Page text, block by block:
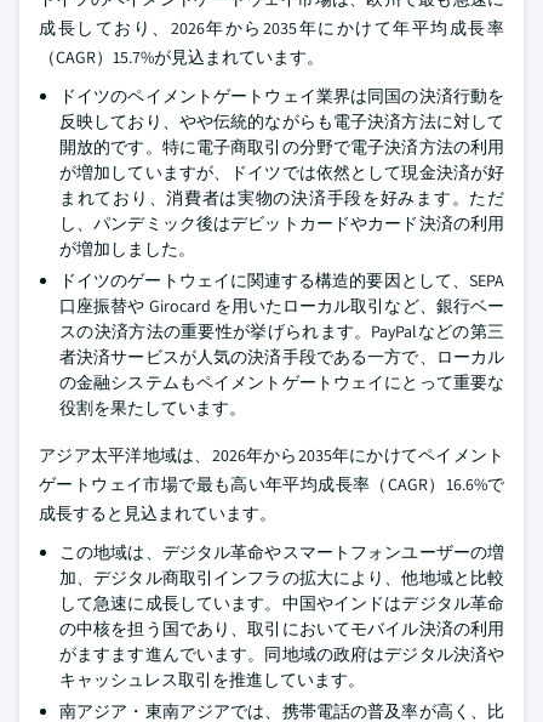
成長しており、2026年から2035年にかけて年平均成長率
（CAGR）15.7%が見込まれています。
ドイツのペイメントゲートウェイ業界は同国の決済行動を
反映しており、やや伝統的ながらも電子決済方法に対して
開放的です。特に電子商取引の分野で電子決済方法の利用
が増加していますが、ドイツでは依然として現金決済が好
まれており、消費者は実物の決済手段を好みます。ただ
し、パンデミック後はデビットカードやカード決済の利用
が増加しました。
ドイツのゲートウェイに関連する構造的要因として、SEPA
口座振替や Girocard を用いたローカル取引など、銀行ベー
スの決済方法の重要性が挙げられます。PayPalなどの第三
者決済サービスが人気の決済手段である一方で、ローカル
の金融システムもペイメントゲートウェイにとって重要な
役割を果たしています。
アジア太平洋地域は、2026年から2035年にかけてペイメント
ゲートウェイ市場で最も高い年平均成長率（CAGR）16.6%で
成長すると見込まれています。
この地域は、デジタル革命やスマートフォンユーザーの増
加、デジタル商取引インフラの拡大により、他地域と比較
して急速に成長しています。中国やインドはデジタル革命
の中核を担う国であり、取引においてモバイル決済の利用
がますます進んでいます。同地域の政府はデジタル決済や
キャッシュレス取引を推進しています。
南アジア・東南アジアでは、携帯電話の普及率が高く、比